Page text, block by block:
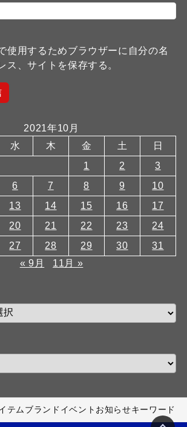
使用するためブラウザーに自分の名
ス、サイトを保存する。
2021年10月
水 木 金 土
日
1
2
3
6 7 8 9
10
13 14 15 16
17
20 21 22 23
24
27 28 29 30
31
« 9月
11月 »
テムブランド イベント お知らせキーワード